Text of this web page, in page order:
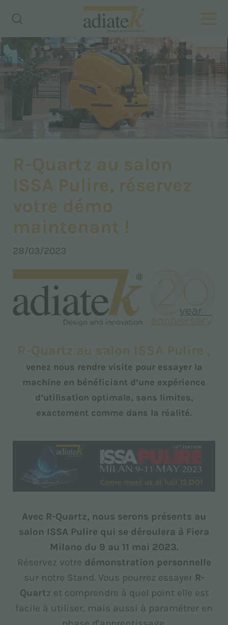
R-Quartz au salon
ISSA Pulire, réservez
votre démo
maintenant !
28/03/2023
R-Quartz au salon ISSA Pulire ,
venez nous rendre visite pour essayer la
machine en bénéficiant d’une expérience
d’utilisation optimale, sans limites,
exactement comme dans la réalité.
Avec R-Quartz, nous serons présents au
salon ISSA Pulire qui se déroulera à Fiera
Milano du 9 au 11 mai 2023.
Réservez votre démonstration personnelle
sur notre Stand. Vous pourrez essayer R-
Quartz et comprendre à quel point elle est
facile à utiliser, mais aussi à paramétrer en